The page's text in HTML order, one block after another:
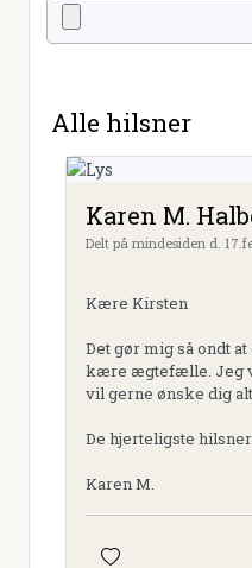
Alle hilsner
Karen M.
Delt på mindesiden d.
Kære Kirsten
Det gør mig så ondt
kære ægtefælle. Jeg
vil gerne ønske dig
De hjerteligste
Karen M.